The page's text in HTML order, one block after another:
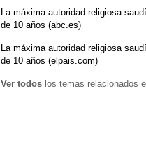
La máxima autoridad religiosa
de 10 años (abc.es)
La máxima autoridad religiosa
de 10 años (elpais.com)
Ver todos los temas relacionados